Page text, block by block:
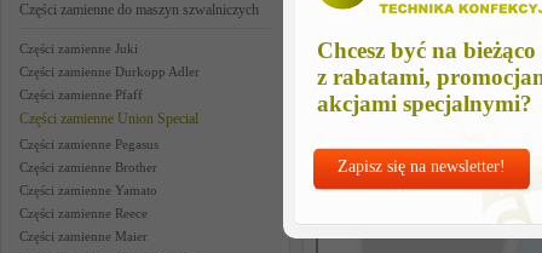
Chcesz być na bieżąco
z rabatami,
akcjami specjalnymi?
Zapisz się na newsletter!
Części zamienne do maszyn szwalniczych
Części zamienne Juki
Części zamienne Durkopp Adler
Części zamienne Pfaff
Części zamienne Union Special
Części zamienne Pegasus
Części zamienne Brother
Części zamienne Yamato
Części zamienne Reece
Części zamienne Maier